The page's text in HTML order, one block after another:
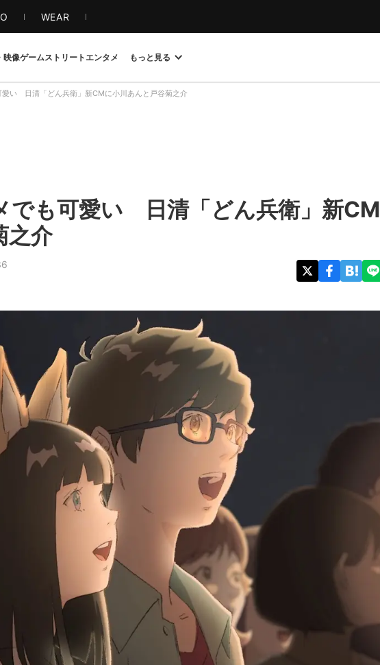
WEAR
映像ゲームストリート エンタメ もっと見る
愛い 日清「どん兵衛」新CMに小川あんと戸谷菊之介
でも可愛い 日清「どん兵衛」新CM
之介